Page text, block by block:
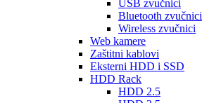
USB zvučnici
Bluetooth zvučnici
Wireless zvučnici
Web kamere
Zaštitni kablovi
Eksterni HDD i SSD
HDD Rack
HDD 2.5